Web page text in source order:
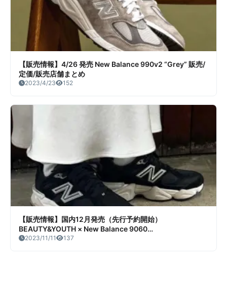
【販売情報】4/26 発売 New Balance 990v2 “Grey” 販売/
定価/販売店舗まとめ
2023/4/23 152
【販売情報】国内12月発売（先行予約開始）
BEAUTY&YOUTH × New Balance 9060
“Black/Beige”（ビューティ＆ユース × ニューバランス
2023/11/11 137